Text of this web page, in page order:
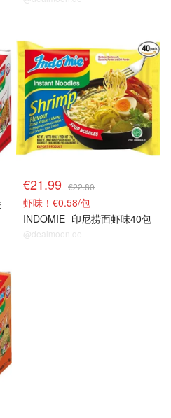
€21.99 €22.80
虾味！€0.58/包
INDOMIE 印尼捞面虾味40包
@dealmoon.de